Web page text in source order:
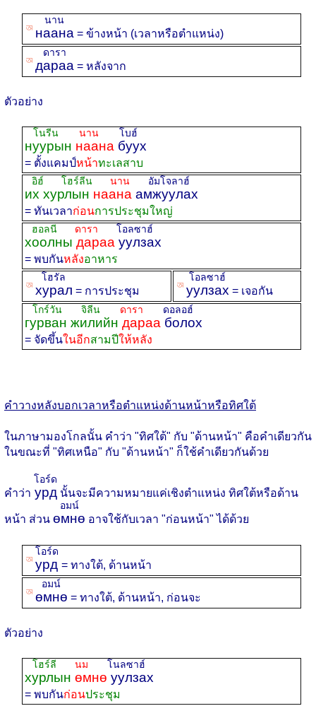
ꡐ наана
นาน
= ข้างหน้า (เวลาหรือตำแหน่ง)
ꡐ дараа
ดารา
= หลังจาก
ตัวอย่าง
нуурын наана буух
โนรีน นาน โบฮ์
= ตั้งแคมป์หน้าทะเลสาบ
их хурлын наана амжуулах
อิฮ์ โฮร์ลีน นาน อัมโจลาฮ์
= ทันเวลาก่อนการประชุมใหญ่
хоолны дараа уулзах
ฮอลนี ดารา โอลซาฮ์
= พบกันหลังอาหาร
ꡐ хурал
โฮรัล
= การประชุม ꡐ уулзах
โอลซาฮ์
= เจอกัน
гурван жилийн дараа болох
โกร์วัน จิลีน ดารา ดอลอฮ์
= จัดขึ้นในอีกสามปีให้หลัง
คำวางหลังบอกเวลาหรือตำแหน่งด้านหน้าหรือทิศใต้
ในภาษามองโกลนั้น คำว่า "ทิศใต้" กับ "ด้านหน้า" คือคำเดียวกัน
ในขณะที่ "ทิศเหนือ" กับ "ด้านหน้า" ก็ใช้คำเดียวกันด้วย
คำว่า урд
โอร์ด
นั้นจะมีความหมายแค่เชิงตำแหน่ง ทิศใต้หรือด้าน
หน้า ส่วน өмнө
อมน์
อาจใช้กับเวลา "ก่อนหน้า" ได้ด้วย
ꡐ урд
โอร์ด
= ทางใต้, ด้านหน้า
ꡐ өмнө
อมน์
= ทางใต้, ด้านหน้า, ก่อนจะ
ตัวอย่าง
хурлын өмнө уулзах
โฮร์ลี นม โนลซาฮ์
= พบกันก่อนประชุม